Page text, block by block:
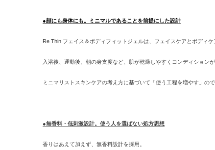
●顔にも身体にも。ミニマルであることを前提にした設計
Re Thin フェイス＆ボディフィットジェルは、フェイスケアとボディケ
入浴後、運動後、朝の身支度など、肌が乾燥しやすくコンディション
ミニマリストスキンケアの考え方に基づいて「使う工程を増やす」の
●無香料・低刺激設計。使う人を選ばない処方思想
香りはあえて加えず、無香料設計を採用。